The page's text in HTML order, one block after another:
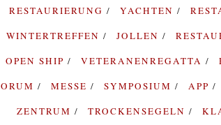
RESTAURIERUNG
YACHTEN
WINTERTREFFEN
JOLLEN
OPEN SHIP
VETERANENREGATTA
MESSE SYMPOSIUM APP
ZENTRUM
TROCKENSEGELN